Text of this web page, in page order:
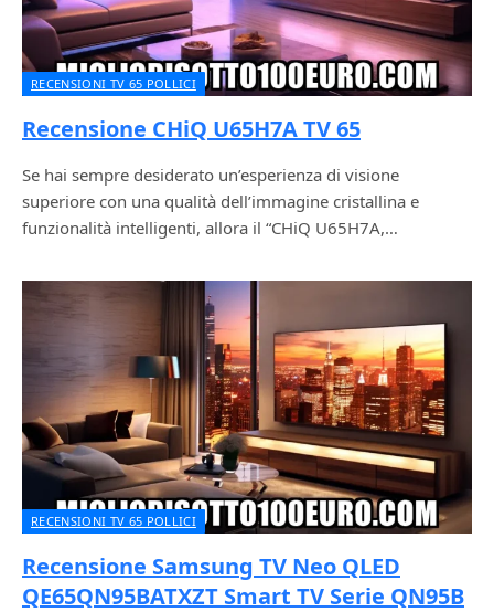
RECENSIONI TV 65 POLLICI
Recensione CHiQ U65H7A TV 65
Se hai sempre desiderato un’esperienza di visione
superiore con una qualità dell’immagine cristallina e
funzionalità intelligenti, allora il “CHiQ U65H7A,…
RECENSIONI TV 65 POLLICI
Recensione Samsung TV Neo QLED
QE65QN95BATXZT Smart TV Serie QN95B